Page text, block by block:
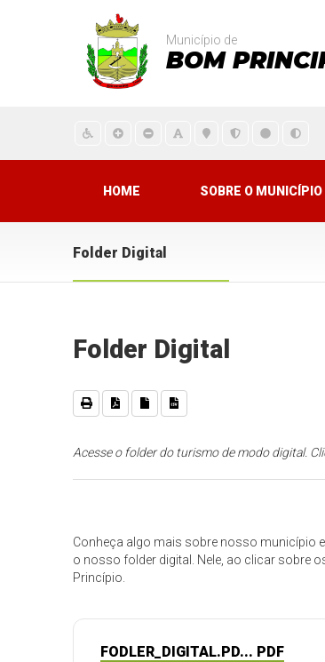
Município de
BOM
HOME SOBRE O MUNICÍPIO
Folder Digital
Folder Digital
Acesse o folder do turismo de modo digital.
Conheça algo mais sobre nosso município
o nosso folder digital. Nele, ao clicar sobre
Princípio.
FODLER_DIGITAL.PD... PDF